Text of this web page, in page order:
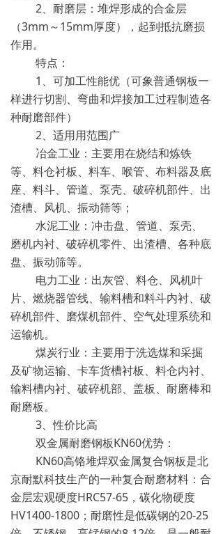
2、耐磨层：堆焊形成的合金层
（3mm～15mm厚度），起到抵抗磨损
作用。
特点：
1、可加工性能优（可象普通钢板一
样进行切割、弯曲和焊接加工过程制造各
种耐磨部件）
2、适用用范围广
冶金工业：主要用在烧结和炼铁
等、料仓衬板、料车、喉管、布料器及底
座、料斗、管道、泵壳、破碎机部件、出
渣槽、风机、振动筛等；
水泥工业：冲击盘、管道、泵壳、
磨机内衬、破碎机零件、出渣槽、各种底
盘、振动筛等。
电力工业：出灰管、料仓、风机叶
片、燃烧器管线、输料槽和料斗内衬、破
碎机部件、磨煤机部件、空气处理系统和
运输机。
煤炭行业：主要用于洗选煤和采掘
及矿物运输、卡车货槽衬板、料仓内衬、
输料槽内衬、破碎机部、盖板、耐磨棒和
耐磨板。
3、性价比高
双金属耐磨钢板KN60优势：
KN60高铬堆焊双金属复合钢板是北
京耐默科技生产的一种复合耐磨材料：合
金层宏观硬度HRC57-65，碳化物硬度
HV1400-1800；耐磨性是低碳钢的20-25